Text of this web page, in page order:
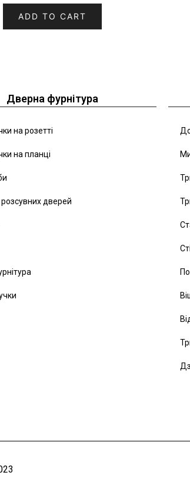
ADD TO CART
Дверна фурнітура
на розетті
на планці
дверей